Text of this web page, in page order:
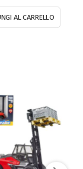
AL CARRELLO